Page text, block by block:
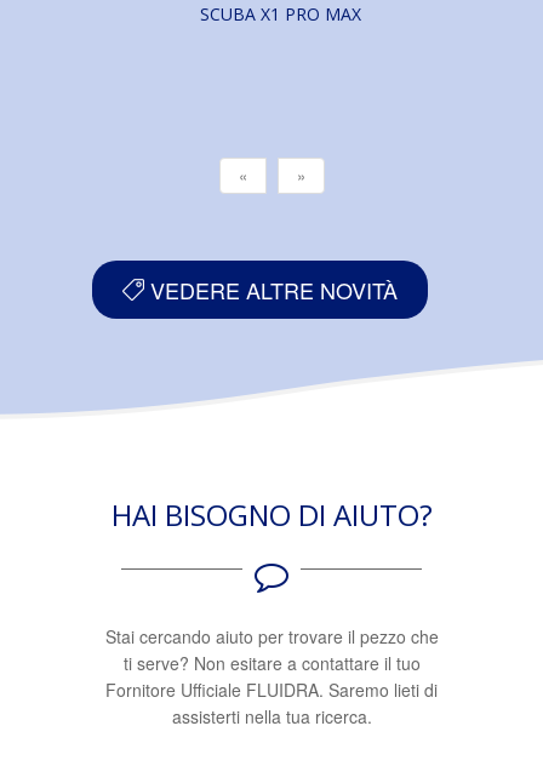
SCUBA X1 PRO MAX
« »
VEDERE ALTRE NOVITÀ
HAI BISOGNO DI AIUTO?
Stai cercando aiuto per trovare il pezzo che
ti serve? Non esitare a contattare il tuo
Fornitore Ufficiale FLUIDRA. Saremo lieti di
assisterti nella tua ricerca.